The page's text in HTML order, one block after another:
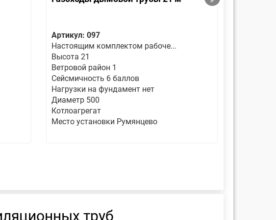
Артикул: 097
Настоящим комплектом рабоче...
Высота 21
Ветровой район 1
Сейсмичность 6 баллов
Нагрузки на фундамент нет
Диаметр 500
Котлоагрегат
Место установки Румянцево
труб